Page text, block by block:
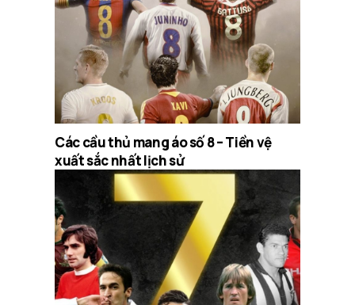
Các cầu thủ mang áo số 8 – Tiền vệ
xuất sắc nhất lịch sử